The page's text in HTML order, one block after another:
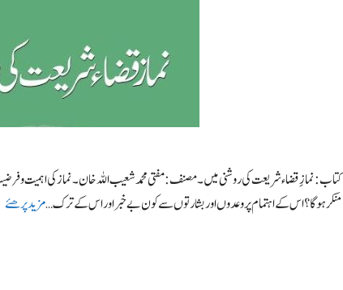
کتاب : نمازِ قضاء شریعت کی روشنی میں۔ مصنف : مفتی محمد شعیب اللہ خان۔ نماز کی اہمیت
منکر ہوگا؟ اس کے اہتمام پر وعدوں اور بشارتوں سے کون بے خبر اور اس کے ترک …مزید پرھئے